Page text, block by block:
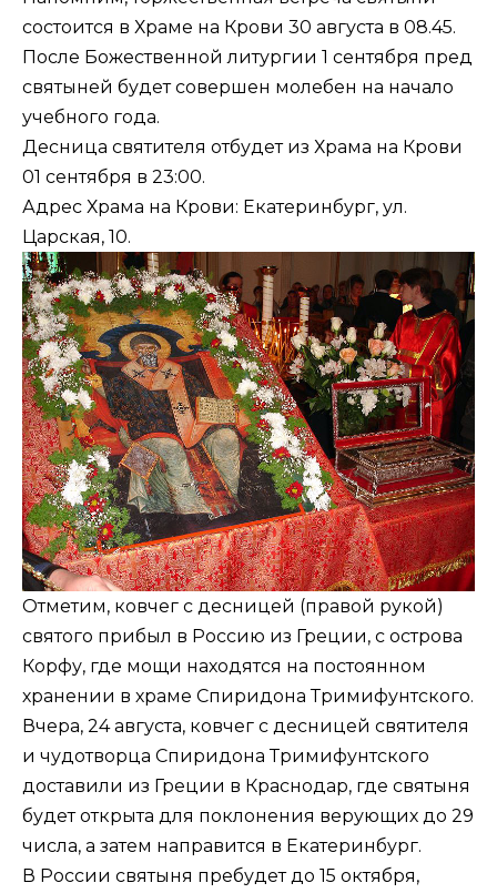
состоится в Храме на Крови 30 августа в 08.45.
После Божественной литургии 1 сентября пред
святыней будет совершен молебен на начало
учебного года.
Десница святителя отбудет из Храма на Крови
01 сентября в 23:00.
Адрес Храма на Крови: Екатеринбург, ул.
Царская, 10.
Отметим, ковчег с десницей (правой рукой)
святого прибыл в Россию из Греции, с острова
Корфу, где мощи находятся на постоянном
хранении в храме Спиридона Тримифунтского.
Вчера, 24 августа, ковчег с десницей святителя
и чудотворца Спиридона Тримифунтского
доставили из Греции в Краснодар, где святыня
будет открыта для поклонения верующих до 29
числа, а затем направится в Екатеринбург.
В России святыня пребудет до 15 октября,